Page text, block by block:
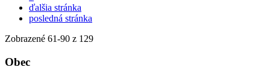
ďalšia stránka
posledná stránka
Zobrazené 61-90 z 129
Obec